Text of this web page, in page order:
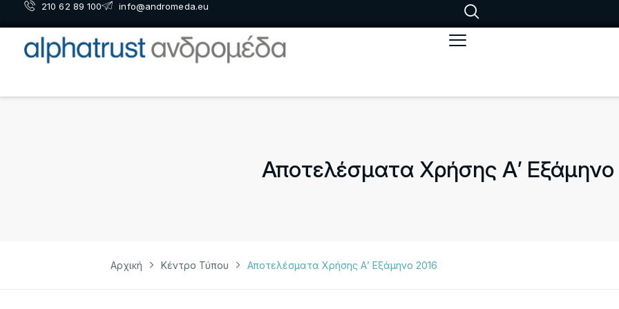
210 62 89 100 info@andromeda.eu
Αποτελέσματα Χρήσης Α’ Εξάμηνο
Αρχική Κέντρο Τύπου Αποτελέσματα Χρήσης Α’ Εξάμηνο 2016